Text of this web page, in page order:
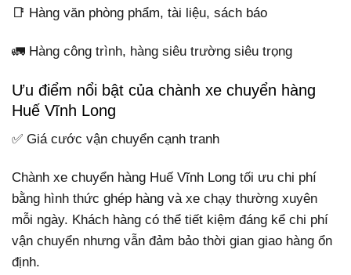
📑 Hàng văn phòng phẩm, tài liệu, sách báo
🚛 Hàng công trình, hàng siêu trường siêu trọng
Ưu điểm nổi bật của chành xe chuyển hàng
Huế Vĩnh Long
✅ Giá cước vận chuyển cạnh tranh
Chành xe chuyển hàng Huế Vĩnh Long tối ưu chi phí
bằng hình thức ghép hàng và xe chạy thường xuyên
mỗi ngày. Khách hàng có thể tiết kiệm đáng kể chi phí
vận chuyển nhưng vẫn đảm bảo thời gian giao hàng ổn
định.